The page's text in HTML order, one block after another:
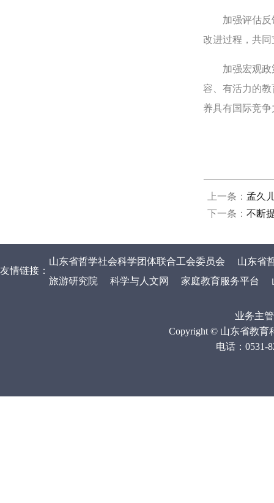
加强评估反馈
改进过程，共
加强宏观政策
容、有活力的
养具有国际竞
上一条： 孟久
下一条： 不断
友情链接：
山东省哲学社会科学团体联合工会委员会
山东省
旅游研究院
科学与人文网 家庭教育服务平台
业务主
Copyright © 山东省教育
电话：0531-